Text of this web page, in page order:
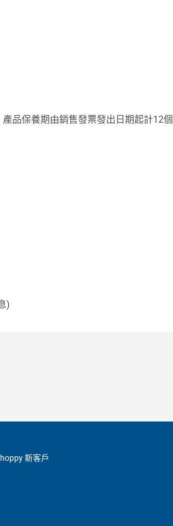
品保養期由銷售發票發出日期起計12
)
新客戶